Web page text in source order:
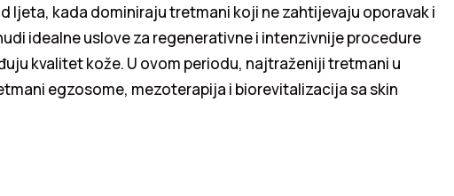
ljeta, kada dominiraju tretmani koji ne zahtijevaju oporavak i
idealne uslove za regenerativne i intenzivnije procedure
kvalitet kože. U ovom periodu, najtraženiji tretmani u
egzosome, mezoterapija i biorevitalizacija sa skin